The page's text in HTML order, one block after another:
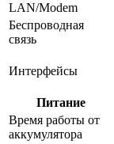
LAN/Modem
Беспроводная
связь
Интерфейсы
Питание
Время работы от
аккумулятора